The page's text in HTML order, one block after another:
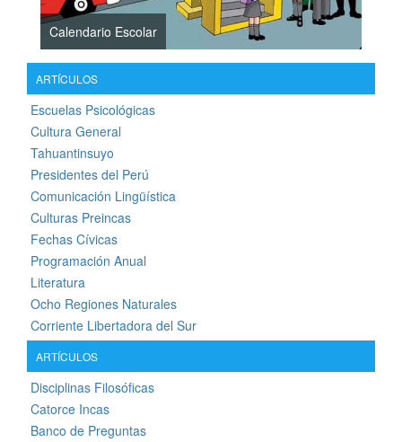
Calendario Escolar
ARTÍCULOS
Escuelas Psicológicas
Cultura General
Tahuantinsuyo
Presidentes del Perú
Comunicación Lingüística
Culturas Preincas
Fechas Cívicas
Programación Anual
Literatura
Ocho Regiones Naturales
Corriente Libertadora del Sur
ARTÍCULOS
Disciplinas Filosóficas
Catorce Incas
Banco de Preguntas